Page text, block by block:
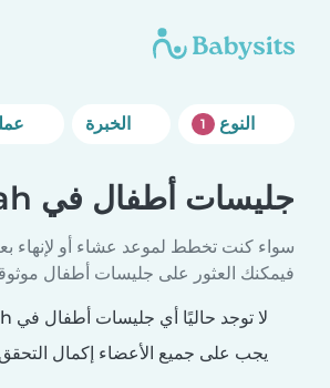
1
جليسات أطفال في Sinnah
سواء كنت تخطط لموعد عشاء أو لإنهاء
فيمكنك العثور على جليسات أطفال
لا توجد حاليًا أي جليسات أطفال في Sinnah تطابق معايير بحثك.
يجب على جميع الأعضاء إكمال التحقق